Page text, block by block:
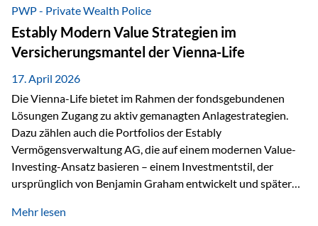
diesem Thema liefern unter anderem die praxisnahen
Ansätze von Finanzexperte Klaus Rost, der seit vielen Jahren
für eine verständliche und…
PWP - Private Wealth Police
Estably Modern Value Strategien im
Versicherungsmantel der Vienna-Life
17. April 2026
Die Vienna-Life bietet im Rahmen der fondsgebundenen
Lösungen Zugang zu aktiv gemanagten Anlagestrategien.
Dazu zählen auch die Portfolios der Estably
Vermögensverwaltung AG, die auf einem modernen Value-
Investing-Ansatz basieren – einem Investmentstil, der
ursprünglich von Benjamin Graham entwickelt und später
Modernes Value Investing als Grundlage Der
Mehr lesen